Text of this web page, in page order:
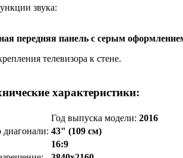
звука:
передняя панель с серым
телевизора к стене.
характеристики:
Год выпуска модели:2016
диагонали: 43" (109 см)
16:9